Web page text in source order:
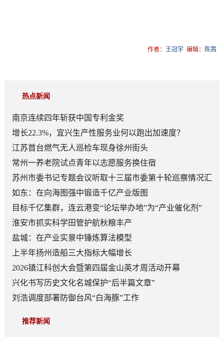
作者： 王冠宇编辑： 陈茜
热点新闻
南京连续四年斩获中国专利金奖
增长22.3%，宜兴生产性服务业何以跑出加速度？
江苏首台燃气无人巡检车现身徐州街头
常州一养老院试点青年以志愿服务换住宿
苏州市委书记专题会议听取十三届市委第十轮巡察情况汇
报
如东：在向海图强中锻造千亿产业版图
目标千亿集群，连云港变“论坛举办地”为“产业催化剂”
淮安市抓实科学田管护航秋粮丰产
盐城：在产业实景中锤炼算法模型
上半年扬州造船三大指标大幅增长
2026镇江科创大会暨第四届金山英才周活动开幕
兴化书写历史文化名城保护“后半篇文章”
刘浩调度部署防御台风“白海豚”工作
推荐新闻